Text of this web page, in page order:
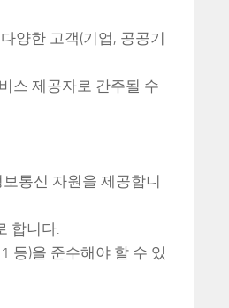
양한 고객(기업, 공공기
스 제공자로 간주될 수
통신 자원을 제공합니
합니다.
등)을 준수해야 할 수 있